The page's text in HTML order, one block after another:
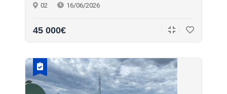
02 16/06/2026
45 000€